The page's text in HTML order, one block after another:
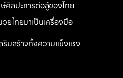
ศิลปะการต่อสู้ของไทย
ยไทยมาเป็นเครื่องมือ
สริมสร้างทั้งความแข็งแรง